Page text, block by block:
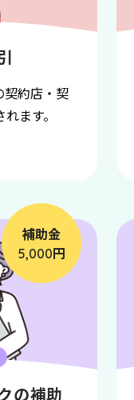
契約店・契
ます。
補助金
5,000円
の補助